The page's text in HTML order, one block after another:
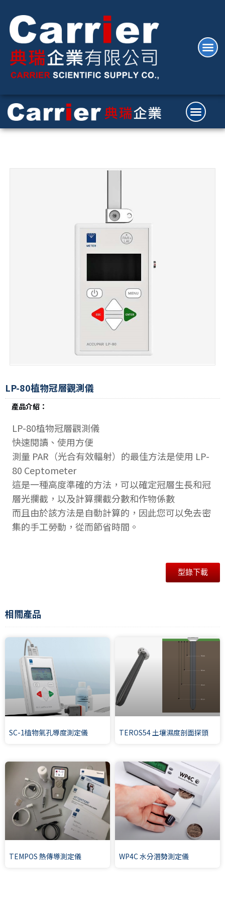
LP-80植物冠層觀測儀
產品介紹：
LP-80植物冠層觀測儀
快速閱讀、使用方便
測量 PAR（光合有效輻射）的最佳方法是使用 LP-
80 Ceptometer
這是一種高度準確的方法，可以確定冠層生長和冠
層光攔截，以及計算攔截分數和作物係數
而且由於該方法是自動計算的，因此您可以免去密
集的手工勞動，從而節省時間。
型錄下載
相關產品
SC-1植物氣孔導度測定儀 TEROS54 土壤濕度剖面探頭
TEMPOS 熱傳導測定儀 WP4C 水分潛勢測定儀